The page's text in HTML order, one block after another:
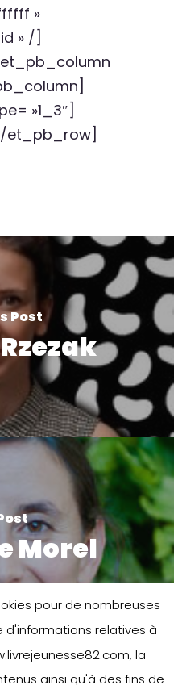
»
» /]
»1_3″]
et_pb_row]
Post
Morel
pour de nombreuses
relatives à
la
ainsi qu'à des fins de